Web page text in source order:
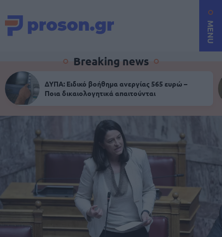
MENU
Breaking news
ΔΥΠΑ: Ειδικό βοήθημα ανεργίας 565 ευρώ –
Ποια δικαιολογητικά απαιτούνται